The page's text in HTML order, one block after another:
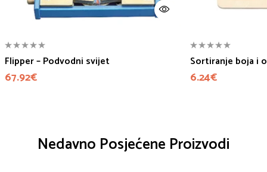
Flipper – Podvodni svijet
67.92€
Sortiranje boja i
6.24€
Nedavno Posjećene Proizvodi